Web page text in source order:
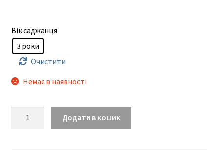
Вік саджанця
3 роки
Очистити
Немає в наявності
Додати в кошик